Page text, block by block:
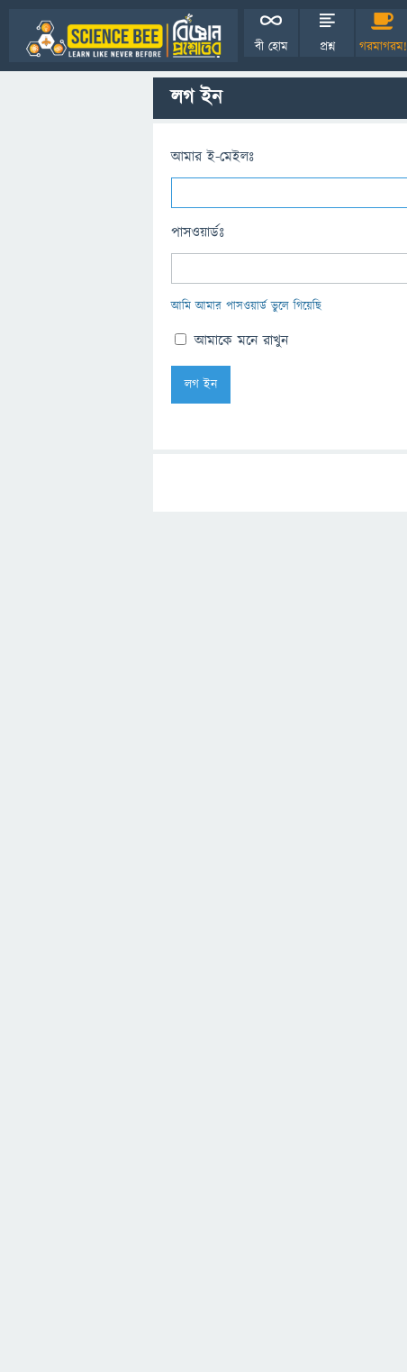
বী হোম প্রশ্ন গরমাগরম!
লগ ইন
আমার ই-মেইলঃ
পাসওয়ার্ডঃ
আমি আমার পাসওয়ার্ড ভুলে গিয়েছি
আমাকে মনে রাখুন